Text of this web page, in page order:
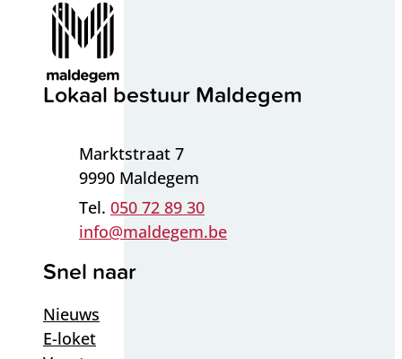
Contact & openingsuren
Lokaal bestuur Maldegem
AdresMarktstraat 7
,9990 Maldegem
050 72 89 30
E-mailinfo@maldegem.be
Snel naar
Nieuws
E-loket